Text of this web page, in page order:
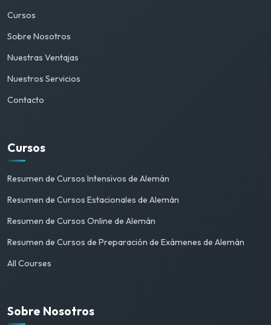
Cursos
Sobre Nosotros
Nuestras Ventajas
Nuestros Servicios
Contacto
Cursos
Resumen de Cursos Intensivos de Alemán
Resumen de Cursos Estacionales de Alemán
Resumen de Cursos Online de Alemán
Resumen de Cursos de Preparación de Exámenes de Alemán
All Courses
Sobre Nosotros